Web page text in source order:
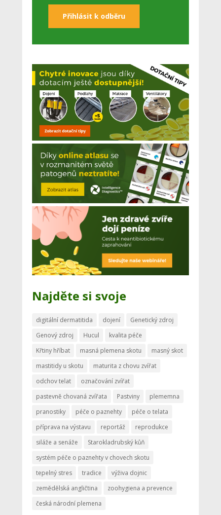
Najděte si svoje
digitální dermatitida dojení
Genetický zdroj
Genový zdroj
Hucul
kvalita péče
Křtiny hříbat
masná plemena skotu
masný skot
mastitidy u skotu
maturita z chovu zvířat
odchov telat
označování zvířat
pastevně chovaná zvířata
Pastviny
plememna
pranostiky
péče o paznehty
péče o telata
příprava na výstavu
reportáž
reprodukce
siláže a senáže
Starokladrubský kůň
systém péče o paznehty v chovech skotu
tepelný stres
tradice
výživa dojnic
zemědělská angličtina
zoohygiena a prevence
česká národní plemena